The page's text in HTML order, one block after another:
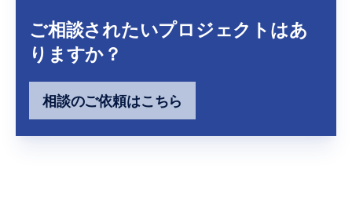
ご相談されたいプロジェクトはあ
りますか？
相談のご依頼はこちら